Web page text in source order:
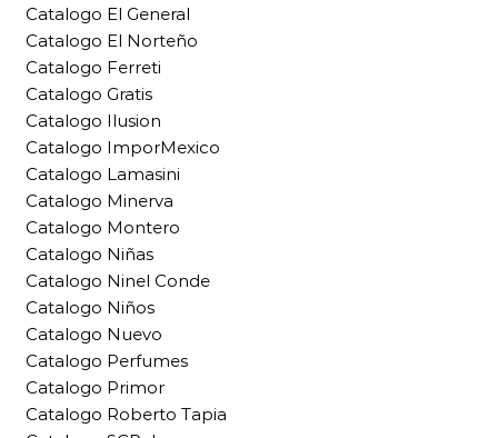
Catalogo El General
Catalogo El Norteño
Catalogo Ferreti
Catalogo Gratis
Catalogo Ilusion
Catalogo ImporMexico
Catalogo Lamasini
Catalogo Minerva
Catalogo Montero
Catalogo Niñas
Catalogo Ninel Conde
Catalogo Niños
Catalogo Nuevo
Catalogo Perfumes
Catalogo Primor
Catalogo Roberto Tapia